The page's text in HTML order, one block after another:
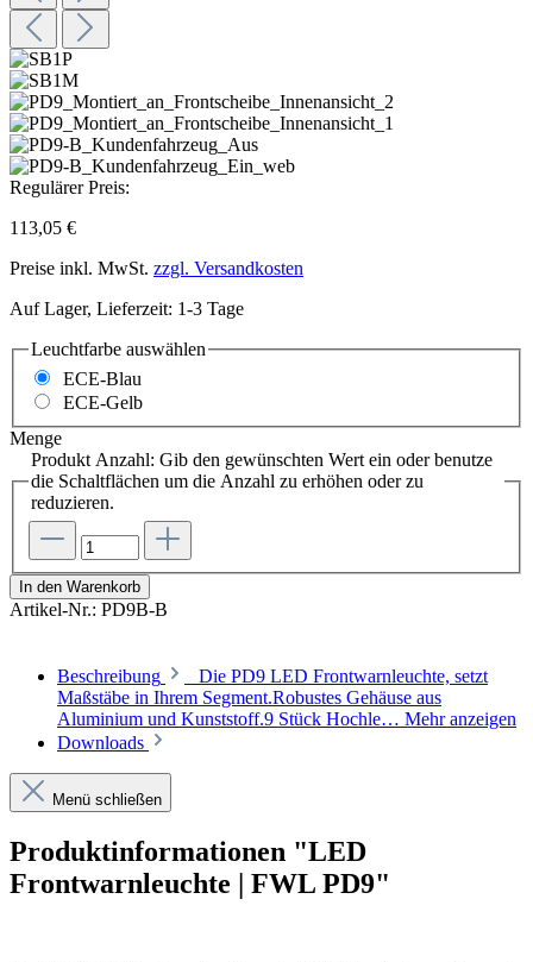
Regulärer Preis:
113,05 €
Preise inkl. MwSt. zzgl. Versandkosten
Auf Lager, Lieferzeit: 1-3 Tage
Leuchtfarbe auswählen
ECE-Blau
ECE-Gelb
Menge
Produkt Anzahl: Gib den gewünschten Wert ein oder benutze
die Schaltflächen um die Anzahl zu erhöhen oder zu
reduzieren.
In den Warenkorb
Artikel-Nr.: PD9B-B
Beschreibung
Die PD9 LED Frontwarnleuchte, setzt
Maßstäbe in Ihrem Segment.Robustes Gehäuse aus
Aluminium und Kunststoff.9 Stück Hochle… Mehr anzeigen
Downloads
Menü schließen
Produktinformationen "LED
Frontwarnleuchte | FWL PD9"